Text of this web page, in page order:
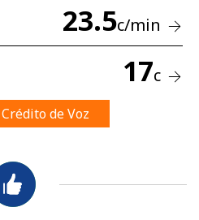
recibir nuestras mejores
23.5c/min
17c
de Voz